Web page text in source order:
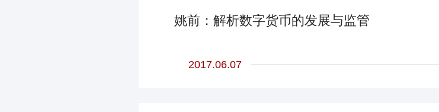
姚前：解析数字货币的发展与监管
2017.06.07